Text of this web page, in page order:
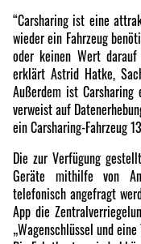
“Carsharing ist eine
wieder ein Fahrzeug
oder keinen Wert darauf
erklärt Astrid Hatke,
Außerdem ist
verweist auf
ein Carsharing-Fahrzeug
Die zur Verfügung
Geräte mithilfe von
telefonisch angefragt
App die
„Wagenschlüssel und